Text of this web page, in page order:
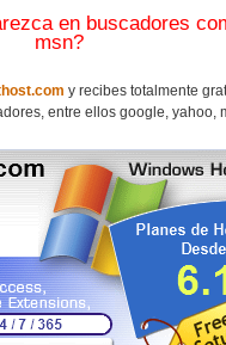
en buscadores
msn?
y recibes totalmente
entre ellos google, yahoo,